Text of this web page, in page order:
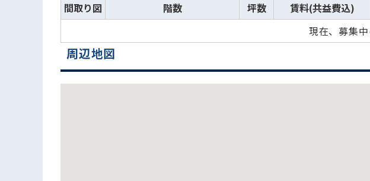
間取り図 階数 坪数 賃料(共益費込)
現在、募集
周辺地図